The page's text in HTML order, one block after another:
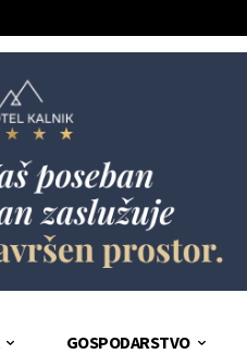
GOSPODARSTVO